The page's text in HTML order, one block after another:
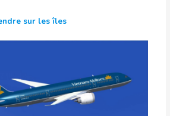
sur les îles